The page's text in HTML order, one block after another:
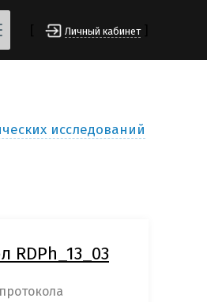
Личный кабинет
исследований
RDPh_13_03